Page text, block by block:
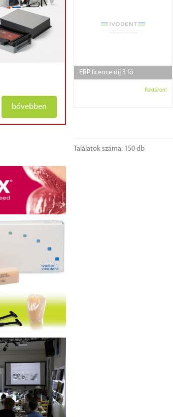
bővebben
ERP licence díj 3 fő
Raktáron!
Találatok száma: 150 db